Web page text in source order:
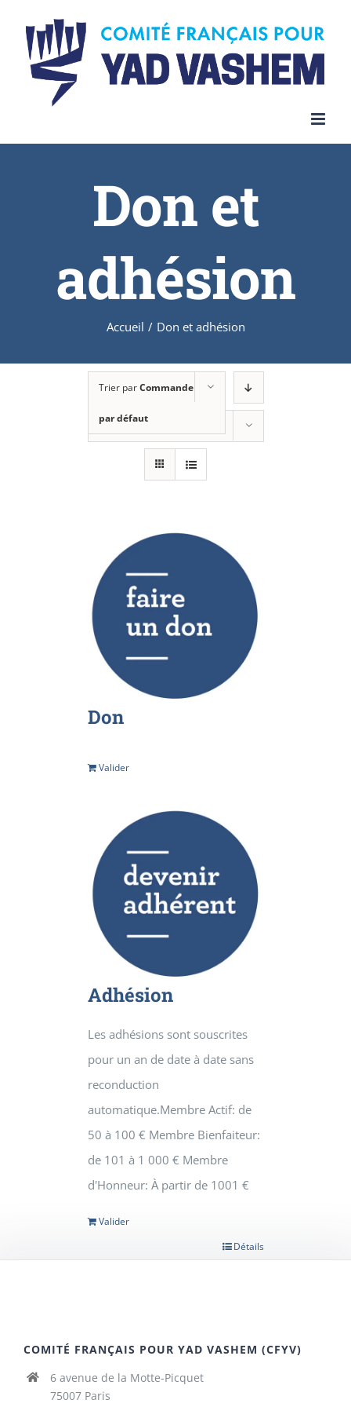
content
Don et
adhésion
Accueil / Don et adhésion
Trier parCommande
par défaut
Montrer12 produits
Don
Valider
Adhésion
Les adhésions sont souscrites
pour un an de date à date sans
reconduction
automatique.Membre Actif: de
50 à 100 € Membre Bienfaiteur:
de 101 à 1 000 € Membre
d'Honneur: À partir de 1001 €
Valider
Détails
COMITÉ FRANÇAIS POUR YAD VASHEM (CFYV)
6 avenue de la Motte-Picquet
75007 Paris